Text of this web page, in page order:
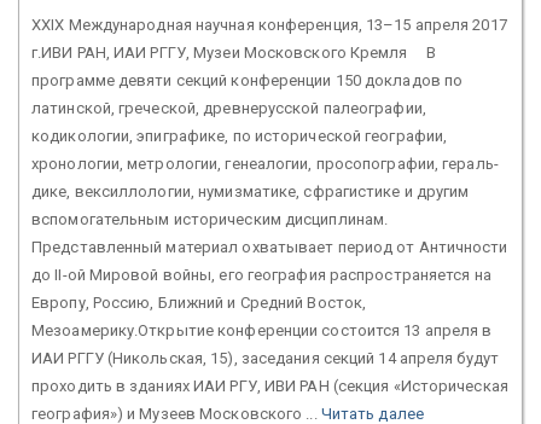
XXIX Международная научная конференция, 13–15 апреля 2017
г.ИВИ РАН, ИАИ РГГУ, Музеи Московского Кремля В
программе девяти секций конференции 150 докладов по
латинской, греческой, древнерусской палеографии,
кодикологии, эпиграфике, по историче­ской географии,
хронологии, метрологии, генеалогии, просопографии, гераль­
дике, вексиллологии, нумизматике, сфрагистике и другим
вспомогатель­ным историческим дисциплинам.
Представленный материал охватывает период от Античности
до II-ой Мировой войны, его география распространяется на
Европу, Россию, Ближний и Средний Восток,
Мезоамерику.Открытие конференции состоится 13 апреля в
ИАИ РГГУ (Никольская, 15), заседания секций 14 апреля будут
проходить в зданиях ИАИ РГУ, ИВИ РАН (секция «Историческая
география») и Музеев Московского ... Читать далее